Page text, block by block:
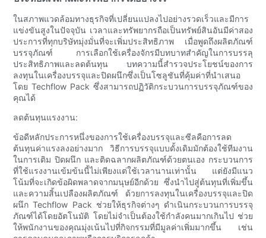
ในสภาพแวดล้อมทางธุรกิจที่เปลี่ยนแปลงไปอย่างรวดเร็วและมีการ
แข่งขันสูงในปัจจุบัน เวลาและทรัพยากรถือเป็นทรัพย์สินอันมีค่าสอง
ประการที่ทุกบริษัทมุ่งมั่นที่จะเพิ่มประสิทธิภาพ เมื่อพูดถึงผลิตภัณฑ์
บรรจุภัณฑ์ การเลือกใช้เครื่องจักรมีบทบาทสำคัญในการบรรลุ
ประสิทธิภาพและลดต้นทุน บทความนี้สำรวจประโยชน์ของการ
ลงทุนในเครื่องบรรจุและปิดผนึกซึ่งเป็นโซลูชันที่คุ้มค่าที่นำเสนอ
โดย Techflow Pack ซึ่งสามารถปฏิวัติกระบวนการบรรจุภัณฑ์ของ
คุณได้
ลดต้นทุนแรงงาน:
ข้อดีหลักประการหนึ่งของการใช้เครื่องบรรจุและซีลคือการลด
ต้นทุนค่าแรงลงอย่างมาก วิธีการบรรจุแบบดั้งเดิมมักต้องใช้ทีมงาน
ในการเติม ปิดผนึก และติดฉลากผลิตภัณฑ์ด้วยตนเอง กระบวนการ
ที่ใช้แรงงานเข้มข้นนี้ไม่เพียงแต่ใช้เวลานานเท่านั้น แต่ยังมีแนว
โน้มที่จะเกิดข้อผิดพลาดจากมนุษย์อีกด้วย ซึ่งนำไปสู่ต้นทุนที่เพิ่มขึ้น
และความสิ้นเปลืองผลิตภัณฑ์ ด้วยการลงทุนในเครื่องบรรจุและปิด
ผนึก Techflow Pack ช่วยให้ธุรกิจต่างๆ ดำเนินกระบวนการบรรจุ
ภัณฑ์ได้โดยอัตโนมัติ โดยไม่จำเป็นต้องใช้กำลังคนมากเกินไป ช่วย
ให้พนักงานของคุณมุ่งเน้นไปที่กิจกรรมที่มีมูลค่าเพิ่มมากขึ้น เช่น